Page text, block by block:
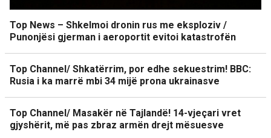
Top News – Shkelmoi dronin rus me eksploziv /
Punonjësi gjerman i aeroportit evitoi katastrofën
Top Channel/ Shkatërrim, por edhe sekuestrim! BBC:
Rusia i ka marrë mbi 34 mijë prona ukrainasve
Top Channel/ Masakër në Tajlandë! 14-vjeçari vret
gjyshërit, më pas zbraz armën drejt mësuesve